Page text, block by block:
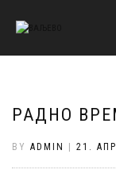
РАДНО
BY ADMIN 21.